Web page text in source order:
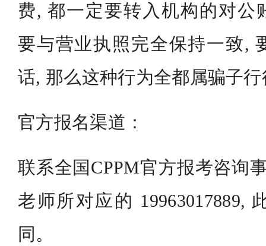
费, 都一定要转入机构的对公
要与营业执照完全保持一致,
话, 那么这种行为全都属骗子
官方报名渠道：
联系全国CPPM官方报考咨询
老师所对应的 19963017889,
同。